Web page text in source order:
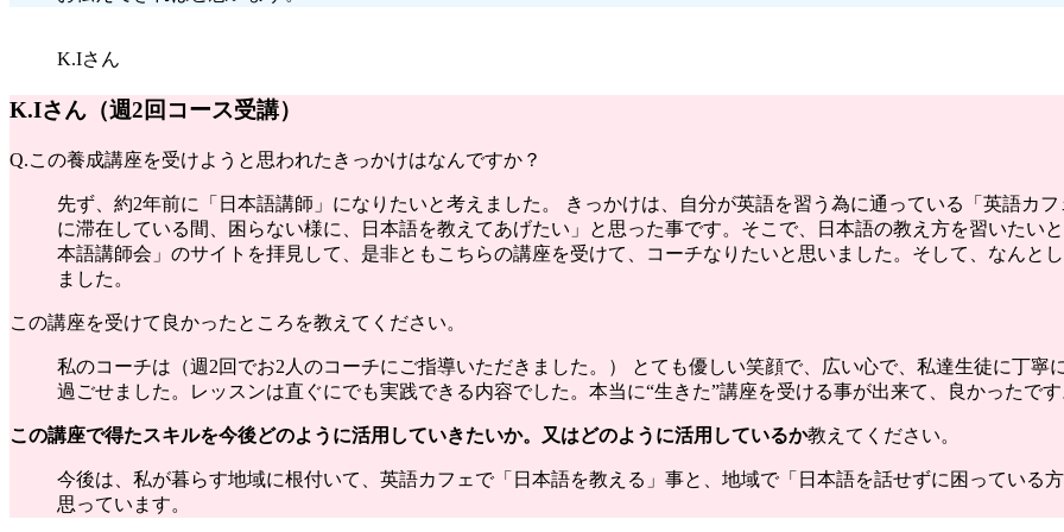
K.Iさん
K.Iさん （週2回コース受講）
Q.この養成講座を受けようと思われたきっかけはなんですか？
先ず、約2年前に「日本語講師」になりたいと考えました。 きっかけは、自分が英語を習う為に通っている「英語カ
に滞在している間、困らない様に、日本語を教えてあげたい」と思った事です。そこで、日本語の教え方を習いたい
本語講師会」のサイトを拝見して、是非ともこちらの講座を受けて、コーチなりたいと思いました。そして、なんと
ました。
この講座を受けて良かったところを教えてください。
私のコーチは（週2回でお2人のコーチにご指導いただきました。） とても優しい笑顔で、広い心で、私達生徒に丁
過ごせました。レッスンは直ぐにでも実践できる内容でした。本当に“生きた”講座を受ける事が出来て、良かったで
この講座で得たスキルを今後どのように活用していきたいか。又はどのように活用しているか教えてください。
今後は、私が暮らす地域に根付いて、英語カフェで「日本語を教える」事と、地域で「日本語を話せずに困っている
思っています。